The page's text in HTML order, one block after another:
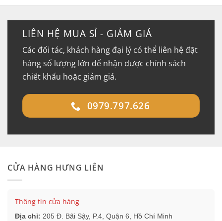
LIÊN HỆ MUA SỈ - GIẢM GIÁ
Các đối tác, khách hàng đại lý có thể liên hệ đặt
hàng số lượng lớn để nhận được chính sách
chiết khấu hoặc giảm giá.
0979.797.626
CỬA HÀNG HƯNG LIÊN
Thông tin cửa hàng
Địa chỉ: 205 Đ. Bãi Sậy, P.4, Quận 6, Hồ Chí Minh